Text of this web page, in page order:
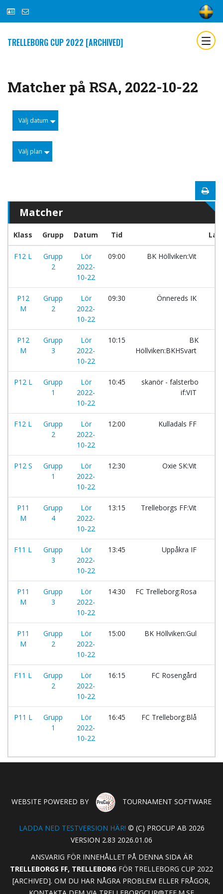
TRELLEBORG CUP 2022 [ARCHIVED]
Matcher på RSA, 2022-10-22
Välj datum
Välj plan
Matcher
Klass Grupp Datum Tid Lag
F12 L
Grupp
2
Lör
2022-
10-22
09:00 BK Höllviken:Vit
P12
M
Grupp
2
Lör
2022-
10-22
09:30 Önnereds IK
P12
M
Grupp
3
Lör
2022-
10-22
10:15
BK
Höllviken:BKHSvart
P12 L
Grupp
1
Lör
2022-
10-22
10:45
skanör - falsterbo
if:VIT
F12 L
Grupp
2
Lör
2022-
10-22
12:00 Kulladals FF
P12 S
Grupp
1
Lör
2022-
10-22
12:30 Oxie SK:Vit
P11
M
Grupp
4
Lör
2022-
10-22
13:15 Trelleborgs FF:Vit
F11 L
Grupp
3
Lör
2022-
10-22
13:45 Uppåkra IF
P11
M
Grupp
3
Lör
2022-
10-22
14:30 FC Trelleborg:Rosa
P11
M
Grupp
2
Lör
2022-
10-22
15:00 BK Höllviken:Gul
F11 L
Grupp
2
Lör
2022-
10-22
16:15 FC Rosengård
P11 L
Grupp
1
Lör
2022-
10-22
16:45 FC Trelleborg:Blå
WEBSITE POWERED BY TOURNAMENT SOFTWARE
LADDA NED TESTVERSION HÄR! © (C) PROCUP AB 2026
VERSION 2.83 2026.01.06
ANSVARIG FÖR INNEHÅLLET PÅ DENNA SIDA ÄR
TRELLEBORGS FF, TRELLEBORG FÖR TRELLEBORG CUP 2022
[ARCHIVED]. OM DU HAR NÅGRA PROBLEM ELLER FRÅGOR,